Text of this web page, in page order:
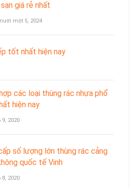
giá rẻ nhất
một 5, 2024
tốt nhất hiện nay
các loại thùng rác nhựa phổ
hiện nay
2020
số lượng lớn thùng rác cảng
quốc tế Vinh
2020